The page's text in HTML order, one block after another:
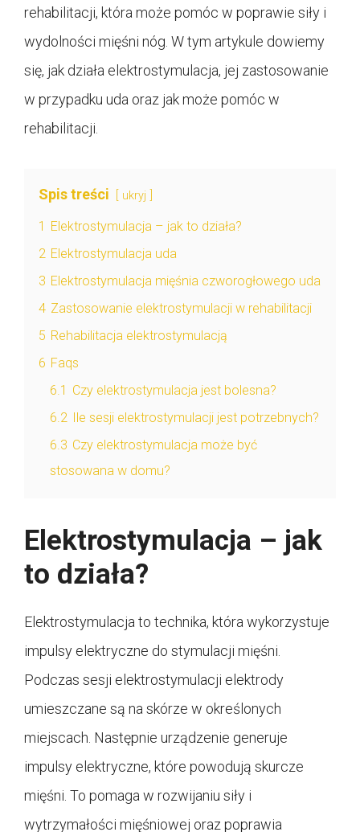
rehabilitacji, która może pomóc w poprawie siły i
wydolności mięśni nóg. W tym artykule dowiemy
się, jak działa elektrostymulacja, jej zastosowanie
w przypadku uda oraz jak może pomóc w
rehabilitacji.
Spis treści ukryj
1 Elektrostymulacja – jak to działa?
2 Elektrostymulacja uda
3 Elektrostymulacja mięśnia czworogłowego uda
4 Zastosowanie elektrostymulacji w rehabilitacji
5 Rehabilitacja elektrostymulacją
6 Faqs
6.1 Czy elektrostymulacja jest bolesna?
6.2 Ile sesji elektrostymulacji jest potrzebnych?
6.3 Czy elektrostymulacja może być
stosowana w domu?
Elektrostymulacja – jak
to działa?
Elektrostymulacja to technika, która wykorzystuje
impulsy elektryczne do stymulacji mięśni.
Podczas sesji elektrostymulacji elektrody
umieszczane są na skórze w określonych
miejscach. Następnie urządzenie generuje
impulsy elektryczne, które powodują skurcze
mięśni. To pomaga w rozwijaniu siły i
wytrzymałości mięśniowej oraz poprawia